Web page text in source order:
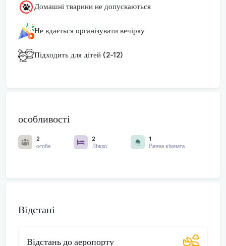
Домашні тварини не допускаються
Не вдається організувати вечірку
Підходить для дітей (2-12)
особливості
2
особа
2
Ліжко
1
Ванна кімната
Відстані
Відстань до аеропорту